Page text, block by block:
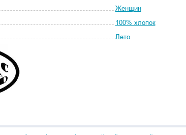
Женщин
100% хлопок
Лето